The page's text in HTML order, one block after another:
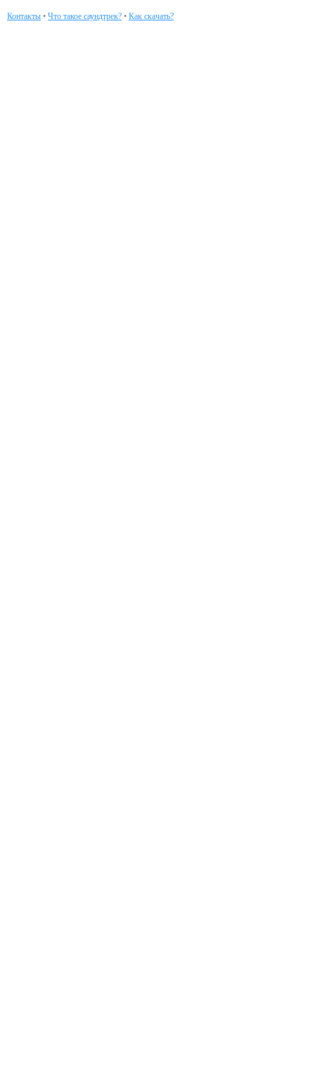
Контакты • Что такое саундтрек? • Как скачать?